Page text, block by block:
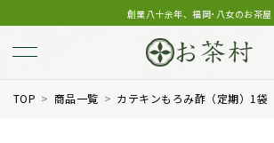
創業八十余年、福岡･八女のお茶屋
TOP 商品一覧 カテキンもろみ酢（定期）1袋